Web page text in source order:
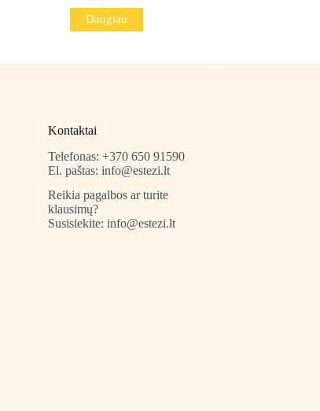
Daugiau
Kontaktai
Telefonas: +370 650 91590
El. paštas: info@estezi.lt
Reikia pagalbos ar turite
klausimų?
Susisiekite: info@estezi.lt